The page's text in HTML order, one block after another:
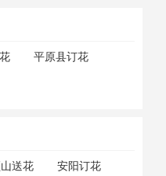
平原县订花
送花 安阳订花